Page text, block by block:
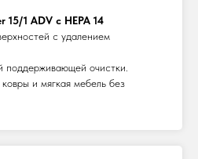
15/1 ADV с HEPA 14
с удалением
поддерживающей очистки.
и мягкая мебель без